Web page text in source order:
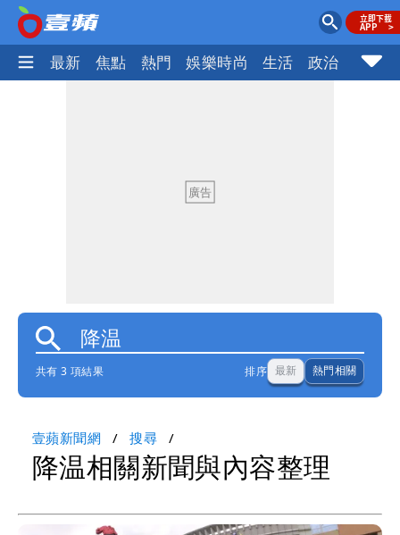
最新 焦點 熱門 娛樂時尚 生活 政治 社會
共有 3 項結果 排序 最新 熱門相關
壹蘋新聞網 搜尋
降温相關新聞與內容整理